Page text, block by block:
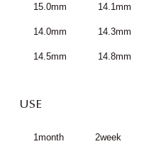
15.0mm 14.1mm
14.0mm 14.3mm
14.5mm 14.8mm
USE
1month 2week